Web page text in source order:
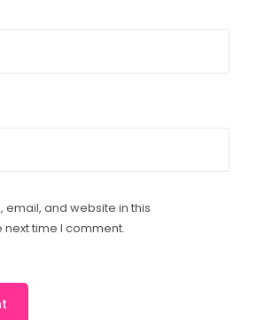
email, and website in this
time I comment.